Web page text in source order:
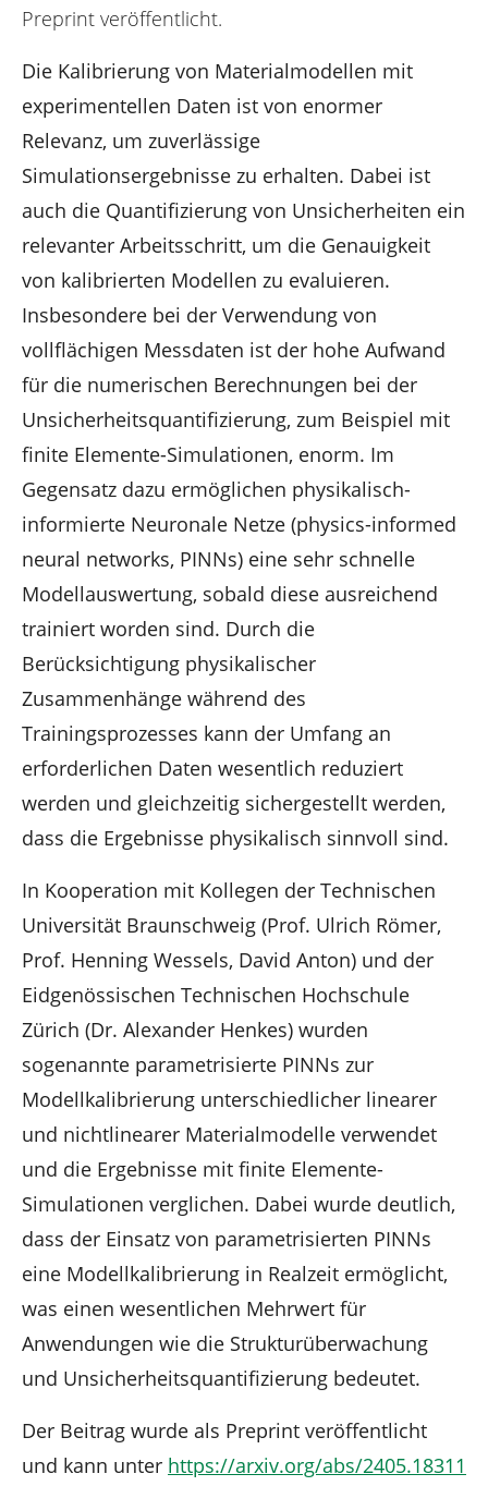
Preprint veröffentlicht.
Die Kalibrierung von Materialmodellen mit
experimentellen Daten ist von enormer
Relevanz, um zuverlässige
Simulationsergebnisse zu erhalten. Dabei ist
auch die Quantifizierung von Unsicherheiten ein
relevanter Arbeitsschritt, um die Genauigkeit
von kalibrierten Modellen zu evaluieren.
Insbesondere bei der Verwendung von
vollflächigen Messdaten ist der hohe Aufwand
für die numerischen Berechnungen bei der
Unsicherheitsquantifizierung, zum Beispiel mit
finite Elemente-Simulationen, enorm. Im
Gegensatz dazu ermöglichen physikalisch-
informierte Neuronale Netze (physics-informed
neural networks, PINNs) eine sehr schnelle
Modellauswertung, sobald diese ausreichend
trainiert worden sind. Durch die
Berücksichtigung physikalischer
Zusammenhänge während des
Trainingsprozesses kann der Umfang an
erforderlichen Daten wesentlich reduziert
werden und gleichzeitig sichergestellt werden,
dass die Ergebnisse physikalisch sinnvoll sind.
In Kooperation mit Kollegen der Technischen
Universität Braunschweig (Prof. Ulrich Römer,
Prof. Henning Wessels, David Anton) und der
Eidgenössischen Technischen Hochschule
Zürich (Dr. Alexander Henkes) wurden
sogenannte parametrisierte PINNs zur
Modellkalibrierung unterschiedlicher linearer
und nichtlinearer Materialmodelle verwendet
und die Ergebnisse mit finite Elemente-
Simulationen verglichen. Dabei wurde deutlich,
dass der Einsatz von parametrisierten PINNs
eine Modellkalibrierung in Realzeit ermöglicht,
was einen wesentlichen Mehrwert für
Anwendungen wie die Strukturüberwachung
und Unsicherheitsquantifizierung bedeutet.
Der Beitrag wurde als Preprint veröffentlicht
und kann unter https://arxiv.org/abs/2405.18311